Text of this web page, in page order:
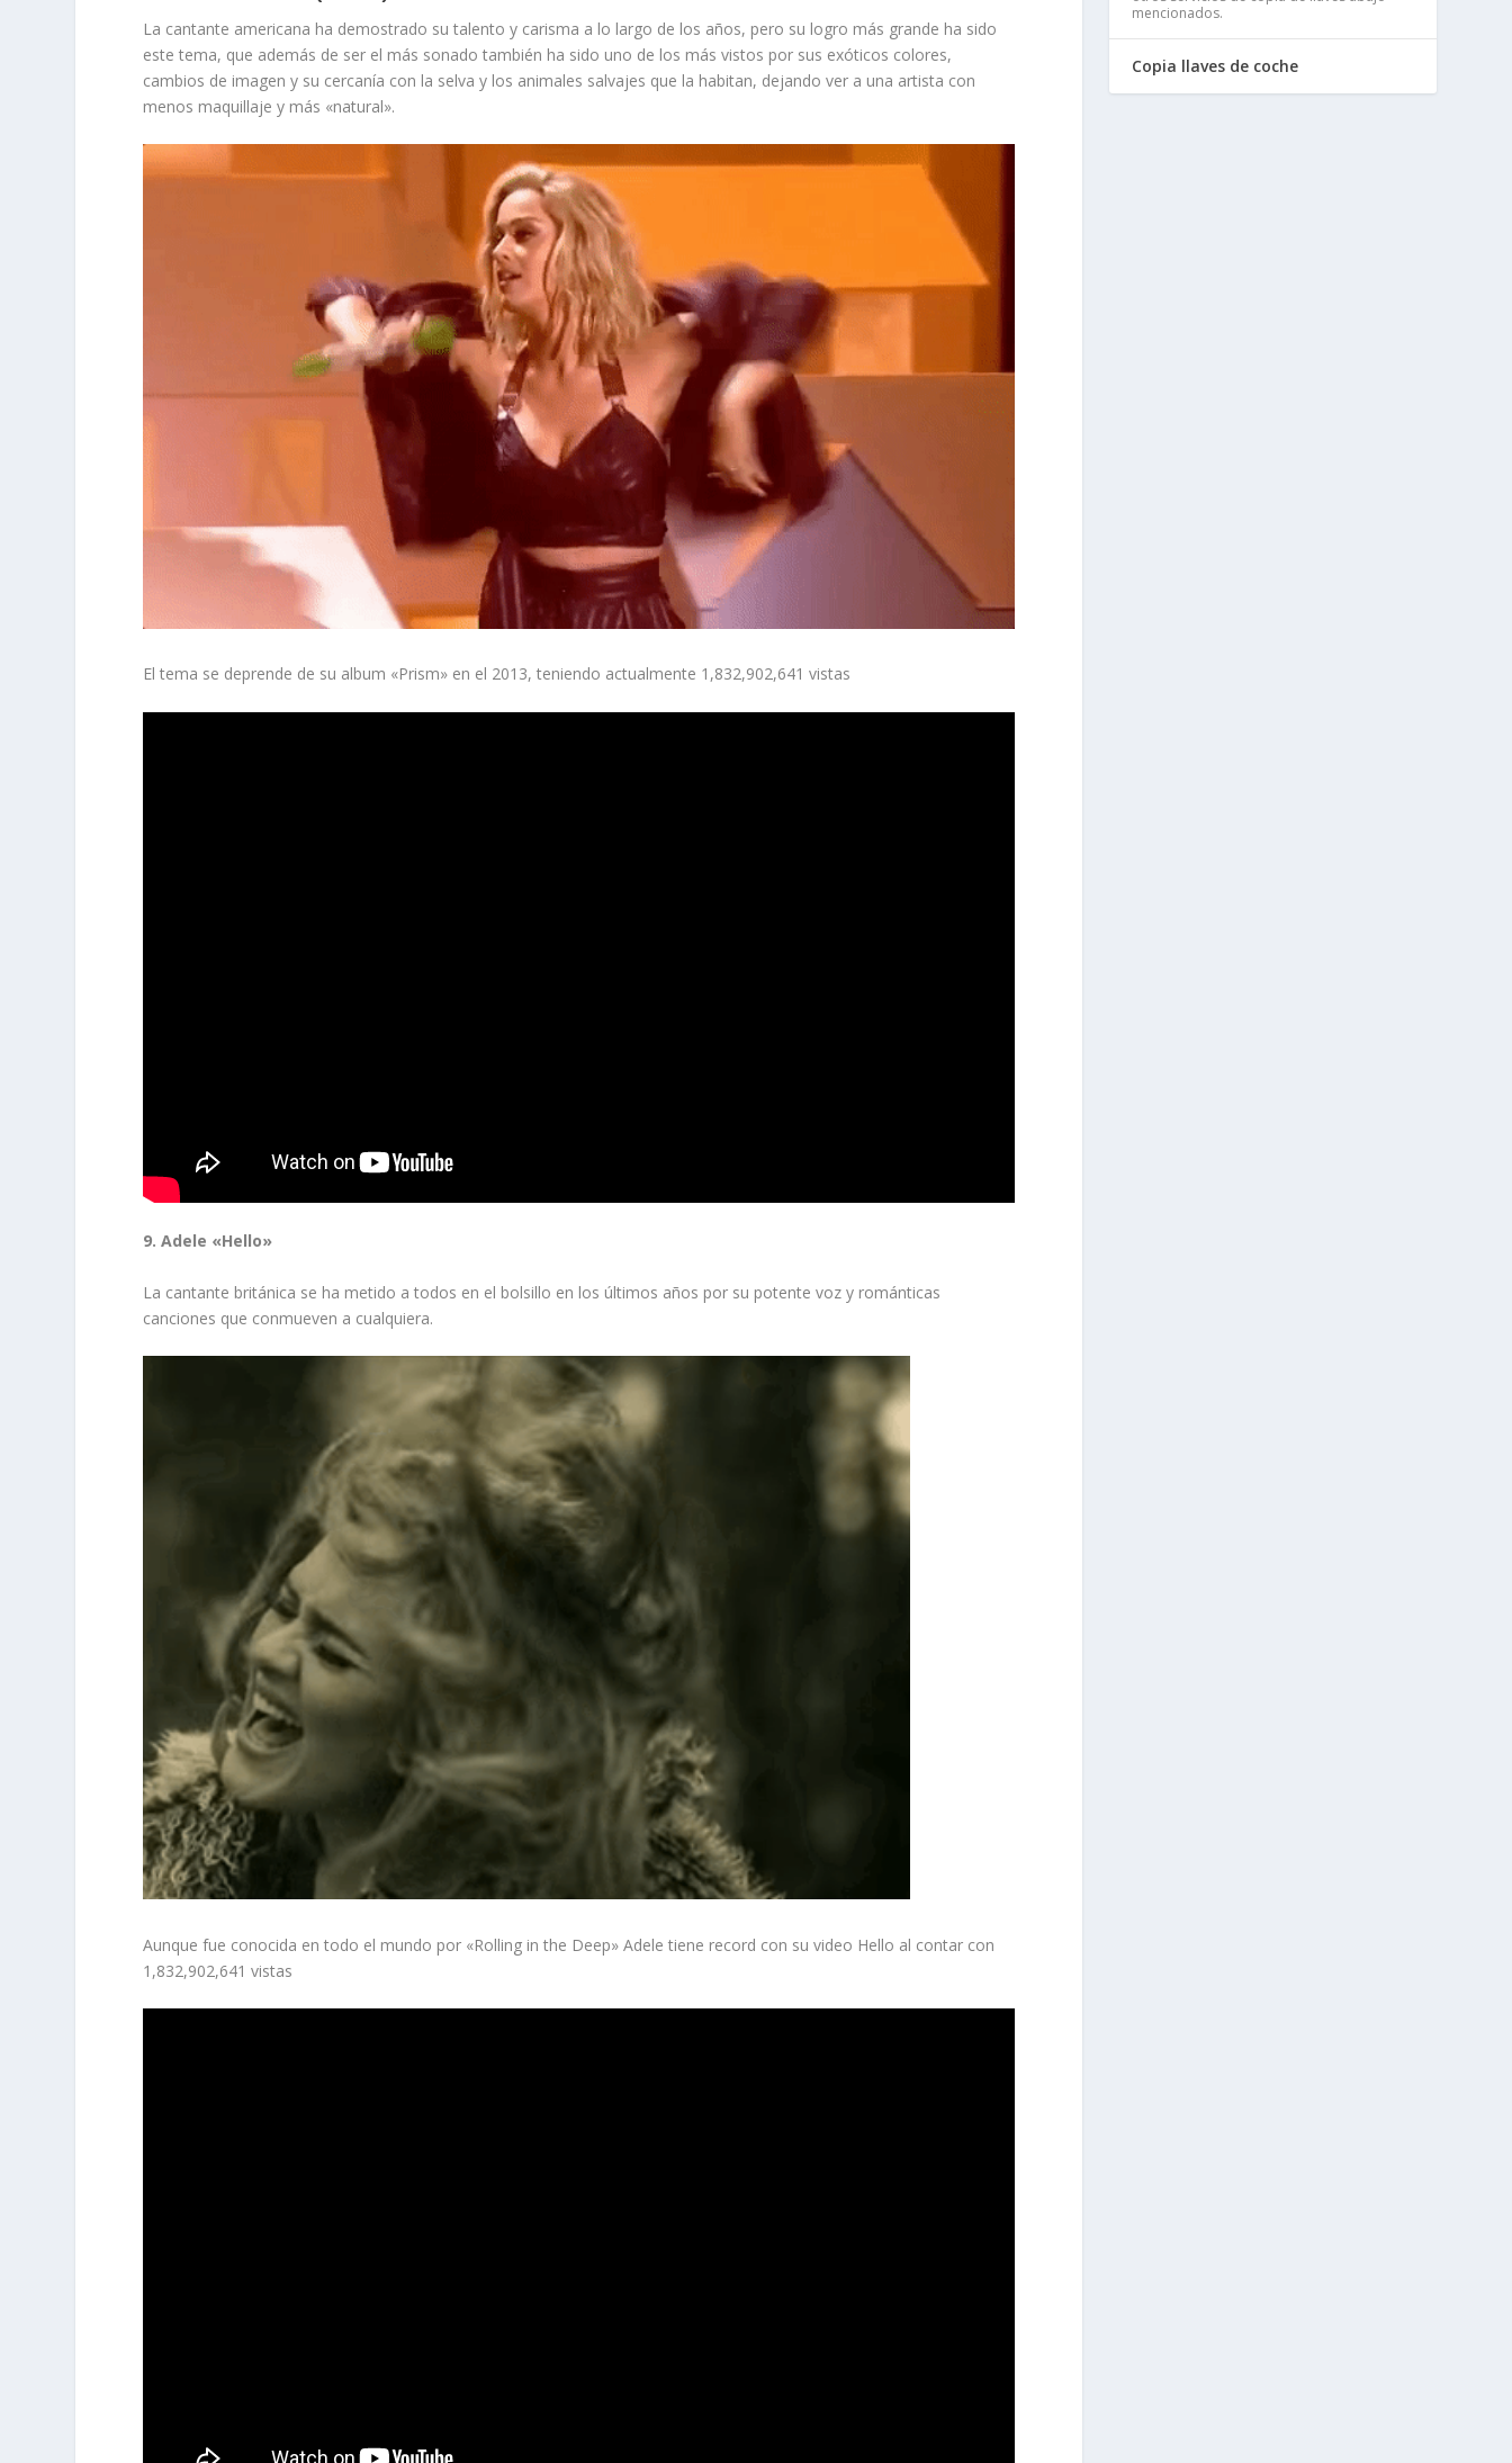
La cantante americana ha demostrado su talento y carisma a lo largo de los años, pero su logro más grande ha sido
este tema, que además de ser el más sonado también ha sido uno de los más vistos por sus exóticos colores,
cambios de imagen y su cercanía con la selva y los animales salvajes que la habitan, dejando ver a una artista con
menos maquillaje y más «natural».
El tema se deprende de su album «Prism» en el 2013, teniendo actualmente 1,832,902,641 vistas
9. Adele «Hello»
La cantante británica se ha metido a todos en el bolsillo en los últimos años por su potente voz y románticas
canciones que conmueven a cualquiera.
Aunque fue conocida en todo el mundo por «Rolling in the Deep» Adele tiene record con su video Hello al contar con
1,832,902,641 vistas
mencionados.
Copia llaves de coche